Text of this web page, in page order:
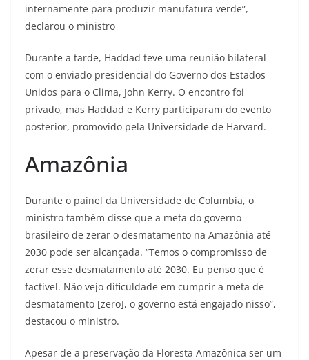
internamente para produzir manufatura verde”,
declarou o ministro
Durante a tarde, Haddad teve uma reunião bilateral
com o enviado presidencial do Governo dos Estados
Unidos para o Clima, John Kerry. O encontro foi
privado, mas Haddad e Kerry participaram do evento
posterior, promovido pela Universidade de Harvard.
Amazônia
Durante o painel da Universidade de Columbia, o
ministro também disse que a meta do governo
brasileiro de zerar o desmatamento na Amazônia até
2030 pode ser alcançada. “Temos o compromisso de
zerar esse desmatamento até 2030. Eu penso que é
factível. Não vejo dificuldade em cumprir a meta de
desmatamento [zero], o governo está engajado nisso”,
destacou o ministro.
Apesar de a preservação da Floresta Amazônica ser um